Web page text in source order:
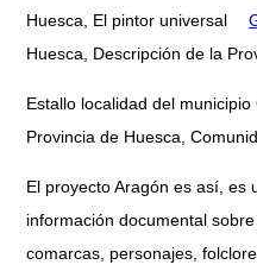
Huesca, El pintor universal
Huesca, Descripción de la
Estallo localidad del
Provincia de Huesca,
El proyecto Aragón es así, es
información documental
comarcas, personajes,